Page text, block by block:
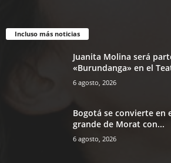
Incluso más noticias
Juanita Molina será
«Burundanga» en el
6 agosto, 2026
Bogotá se convierte en
grande de Morat con...
6 agosto, 2026